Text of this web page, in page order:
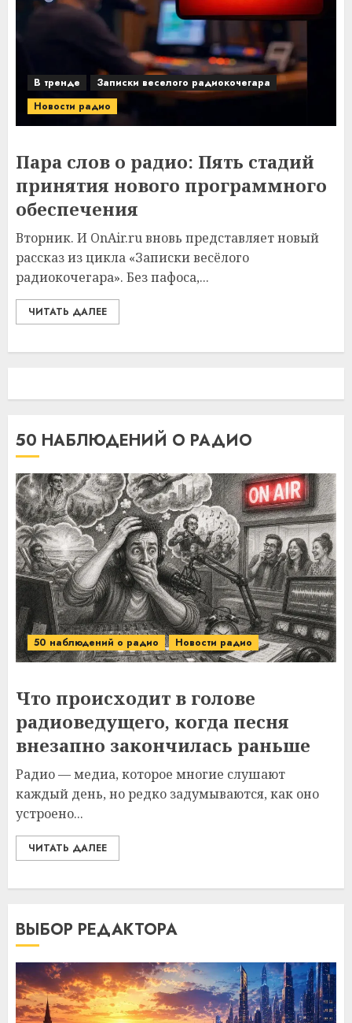
В тренде
Записки веселого радиокочегара
Новости радио
Пара слов о радио: Пять стадий
принятия нового программного
обеспечения
Вторник. И OnAir.ru вновь представляет новый
рассказ из цикла «Записки весёлого
радиокочегара». Без пафоса,...
ЧИТАТЬ ДАЛЕЕ
50 НАБЛЮДЕНИЙ О РАДИО
50 наблюдений о радио Новости радио
Что происходит в голове
радиоведущего, когда песня
внезапно закончилась раньше
Радио — медиа, которое многие слушают
каждый день, но редко задумываются, как оно
устроено...
ЧИТАТЬ ДАЛЕЕ
ВЫБОР РЕДАКТОРА